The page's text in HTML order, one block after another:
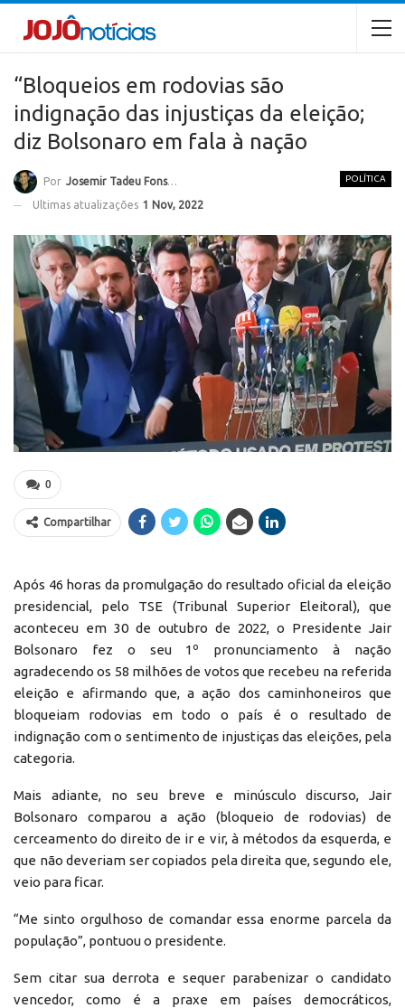
“Bloqueios em rodovias são
indignação das injustiças da eleição;
diz Bolsonaro em fala à nação
POLÍTICA
Por Josemir Tadeu Fonseca
Ultimas atualizações 1 Nov, 2022
0
Compartilhar
Após 46 horas da promulgação do resultado oficial da eleição
presidencial, pelo TSE (Tribunal Superior Eleitoral), que
aconteceu em 30 de outubro de 2022, o Presidente Jair
Bolsonaro fez o seu 1º pronunciamento à nação
agradecendo os 58 milhões de votos que recebeu na referida
eleição e afirmando que, a ação dos caminhoneiros que
bloqueiam rodovias em todo o país é o resultado de
indignação com o sentimento de injustiças das eleições, pela
categoria.
Mais adiante, no seu breve e minúsculo discurso, Jair
Bolsonaro comparou a ação (bloqueio de rodovias) de
cerceamento do direito de ir e vir, à métodos da esquerda, e
que não deveriam ser copiados pela direita que, segundo ele,
veio para ficar.
“Me sinto orgulhoso de comandar essa enorme parcela da
população”, pontuou o presidente.
Sem citar sua derrota e sequer parabenizar o candidato
vencedor, como é a praxe em países democráticos,